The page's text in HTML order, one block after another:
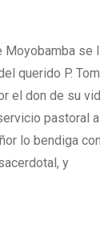
Moyobamba se
querido P.
el don de su
pastoral
lo bendiga
y